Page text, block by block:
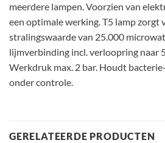
meerdere lampen. Voorzien van
een optimale werking. T5 lamp zorgt
stralingswaarde van 25.000
lijmverbinding incl. verloopring naar
Werkdruk max. 2 bar. Houdt
onder controle.
GERELATEERDE PRODUCTEN